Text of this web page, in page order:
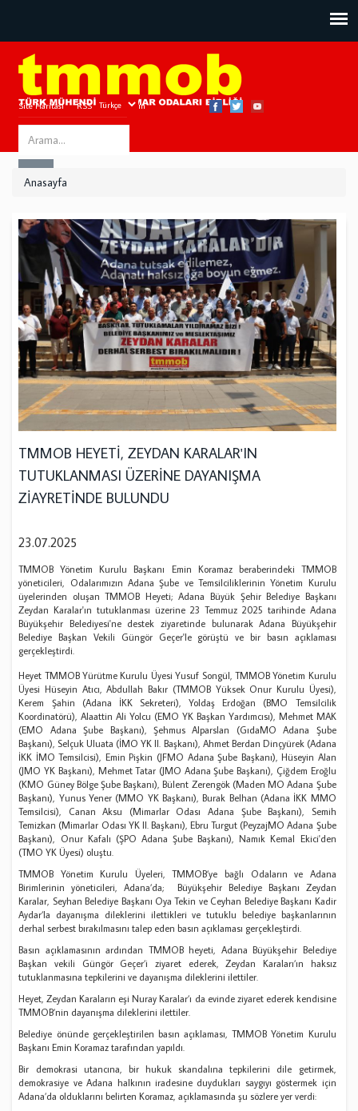
Site Haritası RSS Bize Ulaşın
Search
this
Anasayfa
TMMOB HEYETİ, ZEYDAN KARALAR'IN
TUTUKLANMASI ÜZERİNE DAYANIŞMA
ZİAYRETİNDE BULUNDU
23.07.2025
TMMOB Yönetim Kurulu Başkanı Emin Koramaz beraberindeki TMMOB
yöneticileri, Odalarımızın Adana Şube ve Temsilciliklerinin Yönetim Kurulu
üyelerinden oluşan TMMOB Heyeti; Adana Büyük Şehir Belediye Başkanı
Zeydan Karalar'ın tutuklanması üzerine 23 Temmuz 2025 tarihinde Adana
Büyükşehir Belediyesi'ne destek ziyaretinde bulunarak Adana Büyükşehir
Belediye Başkan Vekili Güngör Geçer'le görüştü ve bir basın açıklaması
gerçekleştirdi.
Heyet TMMOB Yürütme Kurulu Üyesi Yusuf Songül, TMMOB Yönetim Kurulu
Üyesi Hüseyin Atıcı, Abdullah Bakır (TMMOB Yüksek Onur Kurulu Üyesi),
Kerem Şahin (Adana İKK Sekreteri), Yoldaş Erdoğan (BMO Temsilcilik
Koordinatörü), Alaattin Ali Yolcu (EMO YK Başkan Yardımcısı), Mehmet MAK
(EMO Adana Şube Başkanı), Şehmus Alparslan (GıdaMO Adana Şube
Başkanı), Selçuk Uluata (İMO YK II. Başkanı), Ahmet Berdan Dinçyürek (Adana
İKK İMO Temsilcisi), Emin Pişkin (JFMO Adana Şube Başkanı), Hüseyin Alan
(JMO YK Başkanı), Mehmet Tatar (JMO Adana Şube Başkanı), Çiğdem Eroğlu
(KMO Güney Bölge Şube Başkanı), Bülent Zerengök (Maden MO Adana Şube
Başkanı), Yunus Yener (MMO YK Başkanı), Burak Belhan (Adana İKK MMO
Temsilcisi), Canan Aksu (Mimarlar Odası Adana Şube Başkanı), Semih
Temizkan (Mimarlar Odası YK II. Başkanı), Ebru Turgut (PeyzajMO Adana Şube
Başkanı), Onur Kafalı (ŞPO Adana Şube Başkanı), Namık Kemal Ekici'den
(TMO YK Üyesi) oluştu.
TMMOB Yönetim Kurulu Üyeleri, TMMOB’ye bağlı Odaların ve Adana
Birimlerinin yöneticileri, Adana’da; Büyükşehir Belediye Başkanı Zeydan
Karalar, Seyhan Belediye Başkanı Oya Tekin ve Ceyhan Belediye Başkanı Kadir
Aydar’la dayanışma dileklerini ilettikleri ve tutuklu belediye başkanlarının
derhal serbest bırakılmasını talep eden basın açıklaması gerçekleştirdi.
Basın açıklamasının ardından TMMOB heyeti, Adana Büyükşehir Belediye
Başkan vekili Güngör Geçer’i ziyaret ederek, Zeydan Karaları’ın haksız
tutuklanmasına tepkilerini ve dayanışma dileklerini ilettiler.
Heyet, Zeydan Karaların eşi Nuray Karalar’ı da evinde ziyaret ederek kendisine
TMMOB’nin dayanışma dileklerini ilettiler.
Belediye önünde gerçekleştirilen basın açıklaması, TMMOB Yönetim Kurulu
Başkanı Emin Koramaz tarafından yapıldı.
Bir demokrasi utancına, bir hukuk skandalına tepkilerini dile getirmek,
demokrasiye ve Adana halkının iradesine duydukları saygıyı göstermek için
Adana’da olduklarını belirten Koramaz, açıklamasında şu sözlere yer verdi: